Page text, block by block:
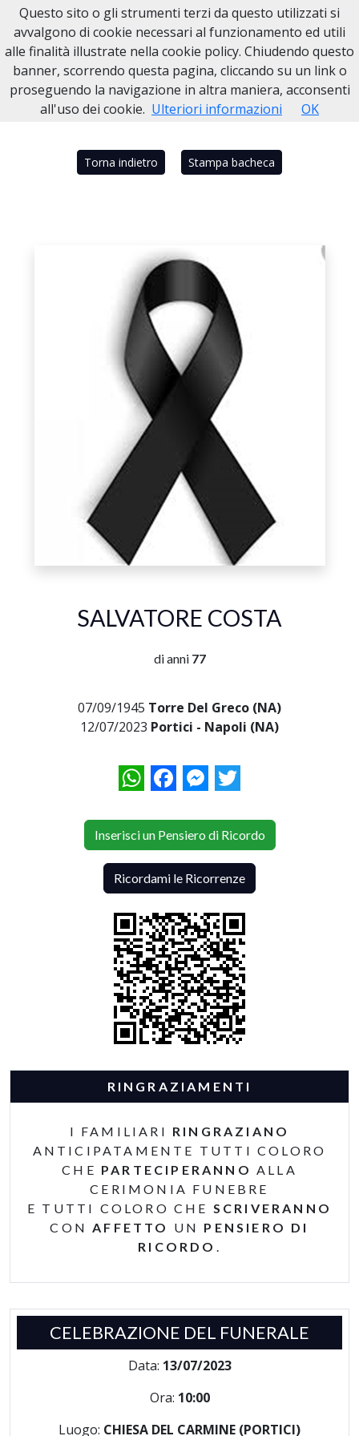
Necrologi Dell'Anno
Home Italia NA Portici - Napoli SALVATORE COSTA
Torna indietro Stampa bacheca
SALVATORE COSTA
di anni 77
07/09/1945 Torre Del Greco (NA)
12/07/2023 Portici - Napoli (NA)
WhatsAppFacebookMessenger
Twitter
Inserisci un Pensiero di Ricordo
Ricordami le Ricorrenze
RINGRAZIAMENTI
I FAMILIARI RINGRAZIANO
ANTICIPATAMENTE TUTTI COLORO
CHE PARTECIPERANNO ALLA
CERIMONIA FUNEBRE
E TUTTI COLORO CHE SCRIVERANNO
CONAFFETTO UN PENSIERO DI
RICORDO .
CELEBRAZIONE DEL FUNERALE
Data: 13/07/2023
Ora: 10:00
Luogo: CHIESA DEL CARMINE (PORTICI)
Questo sito o gli strumenti terzi da questo utilizzati si
avvalgono di cookie necessari al funzionamento ed utili
alle finalità illustrate nella cookie policy. Chiudendo questo
banner, scorrendo questa pagina, cliccando su un link o
proseguendo la navigazione in altra maniera, acconsenti
all'uso dei cookie. Ulteriori informazioni OK